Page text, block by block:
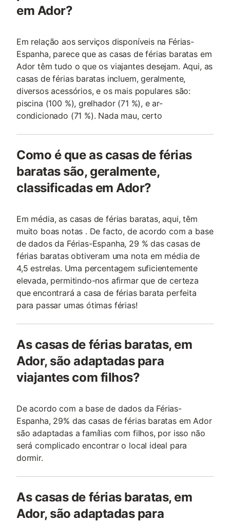
em Ador?
Em relação aos serviços disponíveis na Férias-
Espanha, parece que as casas de férias baratas em
Ador têm tudo o que os viajantes desejam. Aqui, as
casas de férias baratas incluem, geralmente,
diversos acessórios, e os mais populares são:
piscina (100 %), grelhador (71 %), e ar-
condicionado (71 %). Nada mau, certo
Como é que as casas de férias
baratas são, geralmente,
classificadas em Ador?
Em média, as casas de férias baratas, aqui, têm
muito boas notas . De facto, de acordo com a base
de dados da Férias-Espanha, 29 % das casas de
férias baratas obtiveram uma nota em média de
4,5 estrelas. Uma percentagem suficientemente
elevada, permitindo-nos afirmar que de certeza
que encontrará a casa de férias barata perfeita
para passar umas ótimas férias!
As casas de férias baratas, em
Ador, são adaptadas para
viajantes com filhos?
De acordo com a base de dados da Férias-
Espanha, 29% das casas de férias baratas em Ador
são adaptadas a famílias com filhos, por isso não
será complicado encontrar o local ideal para
dormir.
As casas de férias baratas, em
Ador, são adaptadas para